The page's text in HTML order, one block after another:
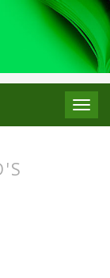
en escena y